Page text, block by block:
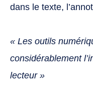
dans le texte,
« Les outils
considérablement
lecteur »